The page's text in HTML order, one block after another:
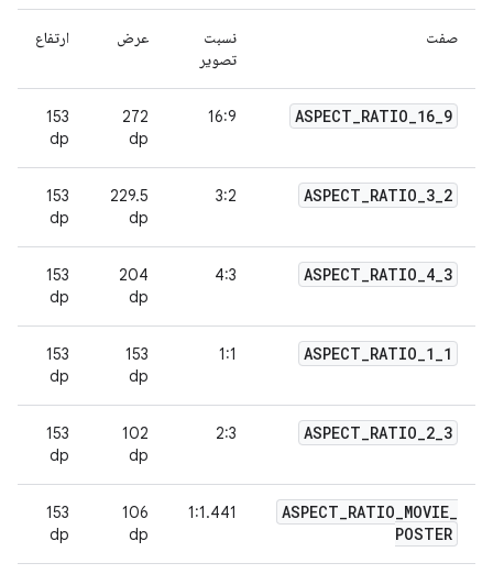
صفت
نسبت
تصویر
عرض ارتفاع
ASPECT_RATIO_16_9
16:9
272
dp
153
dp
ASPECT_RATIO_3_2
3:2
229.5
dp
153
dp
ASPECT_RATIO_4_3
4:3
204
dp
153
dp
ASPECT_RATIO_1_1
1:1
153
dp
153
dp
ASPECT_RATIO_2_3
2:3
102
dp
153
dp
ASPECT_RATIO_MOVIE_
POSTER
1:1.441
106
dp
153
dp